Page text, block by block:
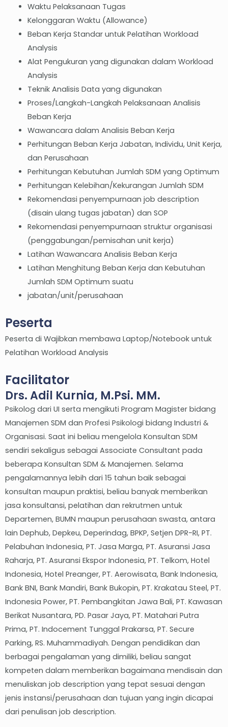
Waktu Pelaksanaan Tugas
Kelonggaran Waktu (Allowance)
Beban Kerja Standar untuk Pelatihan Workload
Analysis
Alat Pengukuran yang digunakan dalam Workload
Analysis
Teknik Analisis Data yang digunakan
Proses/Langkah-Langkah Pelaksanaan Analisis
Beban Kerja
Wawancara dalam Analisis Beban Kerja
Perhitungan Beban Kerja Jabatan, Individu, Unit Kerja,
dan Perusahaan
Perhitungan Kebutuhan Jumlah SDM yang Optimum
Perhitungan Kelebihan/Kekurangan Jumlah SDM
Rekomendasi penyempurnaan job description
(disain ulang tugas jabatan) dan SOP
Rekomendasi penyempurnaan struktur organisasi
(penggabungan/pemisahan unit kerja)
Latihan Wawancara Analisis Beban Kerja
Latihan Menghitung Beban Kerja dan Kebutuhan
Jumlah SDM Optimum suatu
jabatan/unit/perusahaan
Peserta
Peserta di Wajibkan membawa Laptop/Notebook untuk
Pelatihan Workload Analysis
Facilitator
Drs. Adil Kurnia, M.Psi. MM.
Psikolog dari UI serta mengikuti Program Magister bidang
Manajemen SDM dan Profesi Psikologi bidang Industri &
Organisasi. Saat ini beliau mengelola Konsultan SDM
sendiri sekaligus sebagai Associate Consultant pada
beberapa Konsultan SDM & Manajemen. Selama
pengalamannya lebih dari 15 tahun baik sebagai
konsultan maupun praktisi, beliau banyak memberikan
jasa konsultansi, pelatihan dan rekrutmen untuk
Departemen, BUMN maupun perusahaan swasta, antara
lain Dephub, Depkeu, Deperindag, BPKP, Setjen DPR-RI, PT.
Pelabuhan Indonesia, PT. Jasa Marga, PT. Asuransi Jasa
Raharja, PT. Asuransi Ekspor Indonesia, PT. Telkom, Hotel
Indonesia, Hotel Preanger, PT. Aerowisata, Bank Indonesia,
Bank BNI, Bank Mandiri, Bank Bukopin, PT. Krakatau Steel, PT.
Indonesia Power, PT. Pembangkitan Jawa Bali, PT. Kawasan
Berikat Nusantara, PD. Pasar Jaya, PT. Matahari Putra
Prima, PT. Indocement Tunggal Prakarsa, PT. Secure
Parking, RS. Muhammadiyah. Dengan pendidikan dan
berbagai pengalaman yang dimiliki, beliau sangat
kompeten dalam memberikan bagaimana mendisain dan
menuliskan job description yang tepat sesuai dengan
jenis instansi/perusahaan dan tujuan yang ingin dicapai
dari penulisan job description.